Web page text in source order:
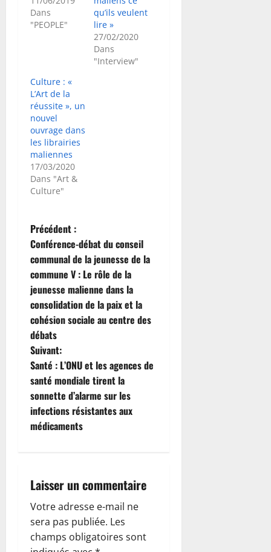
Dans
"PEOPLE"
qu’ils veulent
lire »
27/02/2020
Dans
"Interview"
Culture : «
L’Art de la
réussite », un
nouvel
ouvrage dans
les librairies
maliennes
17/03/2020
Dans "Art &
Culture"
N
a
v
i
g
a
t
i
o
d
’
a
Précédent :
Conférence-débat du conseil
communal de la jeunesse de la
commune V : Le rôle de la
jeunesse malienne dans la
consolidation de la paix et la
cohésion sociale au centre des
débats
Suivant:
Santé : L’ONU et les agences de
santé mondiale tirent la
sonnette d’alarme sur les
infections résistantes aux
médicaments
Laisser un commentaire
Votre adresse e-mail ne
sera pas publiée. Les
champs obligatoires sont